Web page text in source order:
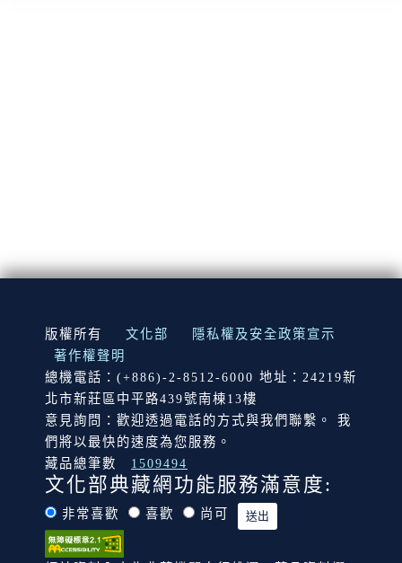
:::
版權所有 文化部
隱私權及安全政策宣示
著作權聲明
總機電話：(+886)-2-8512-6000 地址：24219新
北市新莊區中平路439號南棟13樓
意見詢問：歡迎透過電話的方式與我們聯繫。 我
們將以最快的速度為您服務。
藏品總筆數
1509494
文化部典藏網功能服務滿意度:
非常喜歡 喜歡 尚可